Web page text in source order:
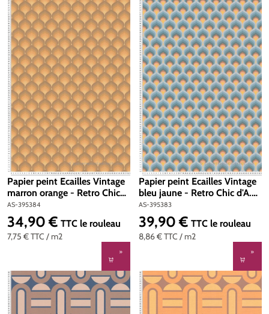
Papier peint Ecailles Vintage
marron orange - Retro Chic
d'A.S. Création | Réf. AS-
395384
AS-395384
7,75 €TTC / m2
Prix régulier :
34,90 € TTC le rouleau
Papier peint Ecailles Vintage
bleu jaune - Retro Chic d'A.S.
Création | Réf. AS-395383
AS-395383
8,86 €TTC / m2
Prix régulier :
39,90 € TTC le rouleau